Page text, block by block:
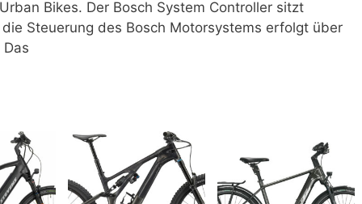
Bikes. Der Bosch System Controller sitzt
Steuerung des Bosch Motorsystems erfolgt über